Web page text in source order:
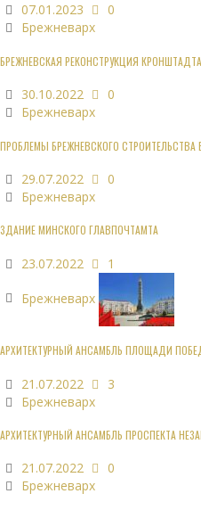
07.01.2023
0
Брежневарх
БРЕЖНЕВСКАЯ РЕКОНСТРУКЦИЯ КРОНШТАДТА
30.10.2022
0
Брежневарх
ПРОБЛЕМЫ БРЕЖНЕВСКОГО СТРОИТЕЛЬСТВА
29.07.2022
0
Брежневарх
ЗДАНИЕ МИНСКОГО ГЛАВПОЧТАМТА
23.07.2022 1
Брежневарх
АРХИТЕКТУРНЫЙ АНСАМБЛЬ ПЛОЩАДИ
21.07.2022
3
Брежневарх
АРХИТЕКТУРНЫЙ АНСАМБЛЬ ПРОСПЕКТА
21.07.2022
0
Брежневарх